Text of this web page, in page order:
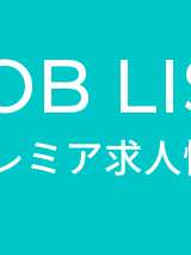
ミア求